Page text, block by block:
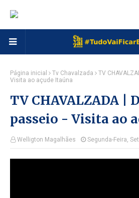
Página inicial Tv Chavalzada
TV
Visita ao açude Itaúna
TV CHAVALZADA |
passeio - Visita ao
Welligton Magalhães Segunda-Feira,